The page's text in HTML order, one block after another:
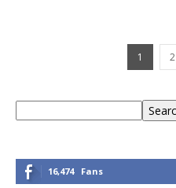
1 2
16,474 Fans